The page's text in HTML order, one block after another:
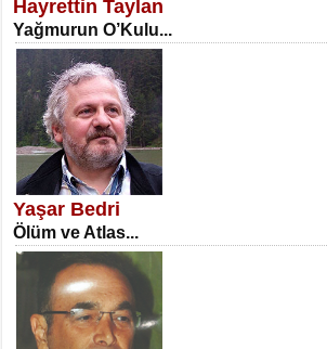
NECLA DİLEK ARSLAN
Öğretmenler Günü Mahkemesi...
Hayrettin Taylan
Yağmurun O’Kulu...
Yaşar Bedri
Ölüm ve Atlas...